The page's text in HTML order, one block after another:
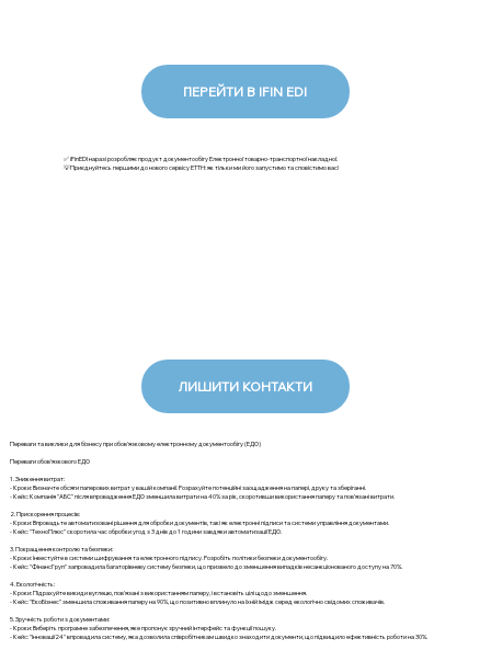
ПЕРЕЙТИ В IFIN EDI
✅ iFinEDI наразі розробляє продукт документообігу Електронної товарно-транспортної накладної.
💡Приєднуйтесь першими до нового сервісу ЕТТН: як тільки ми його запустимо та сповістимо вас!
ЛИШИТИ КОНТАКТИ
Переваги та виклики для бізнесу при обов'язковому електронному документообігу (ЕДО)
Переваги обов'язкового ЕДО
1. Зниження витрат:
- Кроки: Визначте обсяги паперових витрат у вашій компанії. Розрахуйте потенційні заощадження на папері, друку та зберіганні.
- Кейс: Компанія "АБС" після впровадження ЕДО зменшила витрати на 40% за рік, скоротивши використання паперу та пов'язані витрати.
2. Прискорення процесів:
- Кроки: Впровадьте автоматизовані рішення для обробки документів, такі як електронні підписи та системи управління документами.
- Кейс: "ТехноПлюс" скоротила час обробки угод з 3 днів до 1 години завдяки автоматизації ЕДО.
3. Покращення контролю та безпеки:
- Кроки: Інвестуйте в системи шифрування та електронного підпису. Розробіть політики безпеки документообігу.
- Кейс: "ФінансГруп" запровадила багаторівневу систему безпеки, що призвело до зменшення випадків несанкціонованого доступу на 70%.
4. Екологічність:
- Кроки: Підрахуйте викиди вуглецю, пов'язані з використанням паперу, і встановіть цілі щодо зменшення.
- Кейс: "ЕкоБізнес" зменшила споживання паперу на 90%, що позитивно вплинуло на їхній імідж серед екологічно свідомих споживачів.
5. Зручність роботи з документами:
- Кроки: Виберіть програмне забезпечення, яке пропонує зручний інтерфейс та функції пошуку.
- Кейс: "Інновації24" впровадила систему, яка дозволила співробітникам швидко знаходити документи, що підвищило ефективність роботи на 30%.